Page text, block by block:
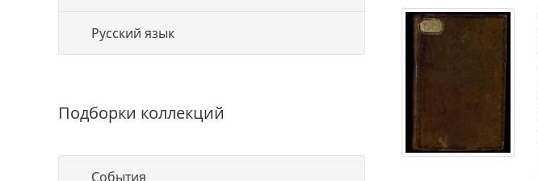
Русский язык
Подборки коллекций
События